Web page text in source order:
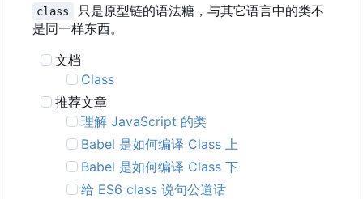
class
只是原型链的语法糖，与其它语言中的类不
是同一样东西。
文档
Class
推荐文章
理解 JavaScript 的类
Babel 是如何编译 Class 上
Babel 是如何编译 Class 下
给 ES6 class 说句公道话